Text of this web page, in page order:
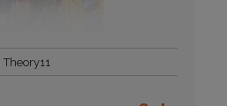
Theory11